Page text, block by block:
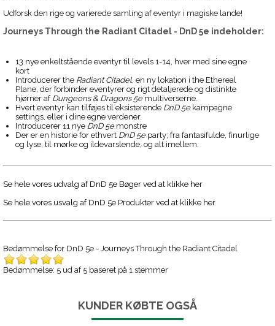
Udforsk den rige og varierede samling af eventyr i magiske lande!
Journeys Through the Radiant Citadel - DnD 5e indeholder:
13 nye enkeltstående eventyr til levels 1-14, hver med sine egne
kort
Introducerer the Radiant Citadel, en ny lokation i the Ethereal
Plane, der forbinder eventyrer og rigt detaljerede og distinkte
hjørner af Dungeons & Dragons 5emultiverserne.
Hvert eventyr kan tilføjes til eksisterende DnD 5ekampagne
settings, eller i dine egne verdener.
Introducerer 11 nye DnD 5emonstre
Der er en historie for ethvert DnD 5eparty; fra fantasifulde, finurlige
og lyse, til mørke og ildevarslende, og alt imellem.
Se hele vores udvalg af DnD 5e Bøger ved at klikke her
Se hele vores usvalg af DnD 5e Produkter ved at klikke her
Bedømmelse for DnD 5e - Journeys Through the Radiant Citadel
Bedømmelse: 5 ud af 5 baseret på 1 stemmer
KUNDER KØBTE OGSÅ